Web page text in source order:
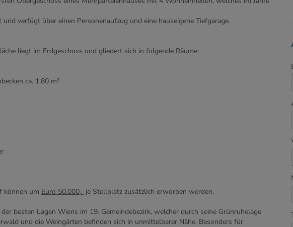
verfügt über einen Personenaufzug und eine hauseigene Tiefgarage.
liegt im Erdgeschoss und gliedert sich in folgende Räume:
ca. 1,80 m²
können um Euro 50.000,- je Stellplatz zusätzlich erworben werden.
besten Lagen Wiens im 19. Gemeindebezirk, welcher durch seine Grünruhelage
und die Weingärten befinden sich in unmittelbarer Nähe. Besonders für